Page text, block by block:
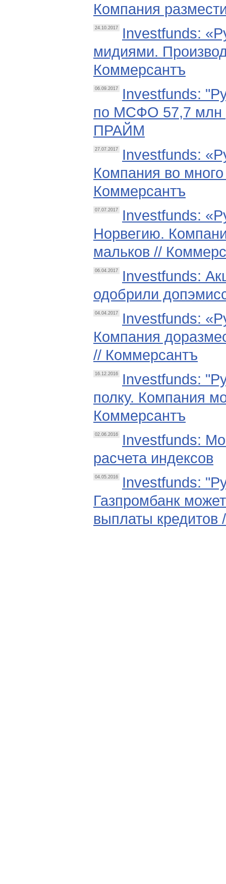
Компания
24.10.2017
Investfunds:
мидиями.
Коммерсантъ
06.09.2017
Investfunds:
по МСФО 57,7 млн
ПРАЙМ
27.07.2017
Investfunds:
Компания во
Коммерсантъ
07.07.2017
Investfunds:
Норвегию.
мальков //
06.04.2017
Investfunds:
одобрили
04.04.2017
Investfunds:
Компания
// Коммерсантъ
16.12.2016
Investfunds:
полку. Компания
Коммерсантъ
02.06.2016
Investfunds:
расчета индексов
04.05.2016
Investfunds:
Газпромбанк
выплаты